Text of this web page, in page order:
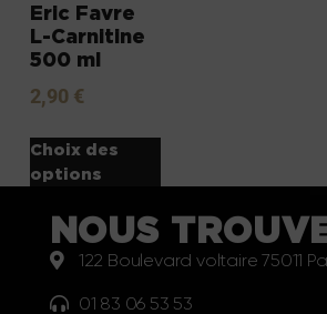
Eric Favre
L-Carnitine
500 ml
2,90 €
Choix des
options
NOUS
122 Boulevard voltaire 75011
01 83 06 53 53